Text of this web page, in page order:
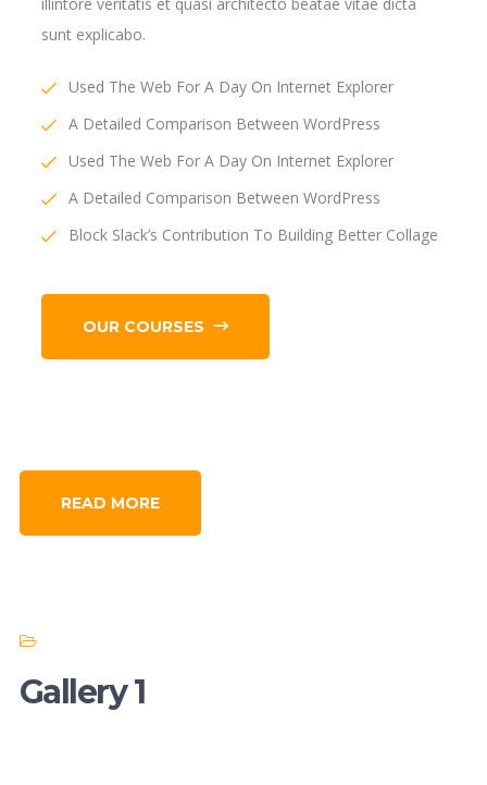
sunt explicabo.
Used The Web For A Day On Internet Explorer
A Detailed Comparison Between WordPress
Used The Web For A Day On Internet Explorer
A Detailed Comparison Between WordPress
Block Slack’s Contribution To Building Better Collage
OUR COURSES
READ MORE
Gallery 1